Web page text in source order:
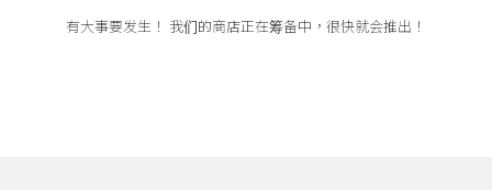
精品
有大事要发生！ 我们的商店正在筹备中，很快就会推出！